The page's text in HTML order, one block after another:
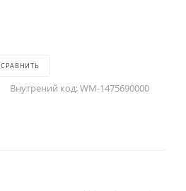
СРАВНИТЬ
Внутрений код:WM-1475690000